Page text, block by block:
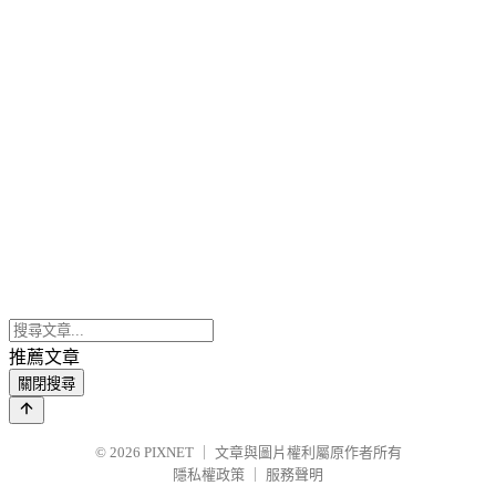
推薦文章
關閉搜尋
© 2026 PIXNET
文章與圖片權利屬原作者所有
隱私權政策
服務聲明